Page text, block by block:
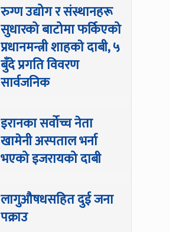
रुग्ण उद्योग र संस्थानहरू
सुधारको बाटोमा फर्किएको
प्रधानमन्त्री शाहकाे दाबी, ५
बुँदे प्रगति विवरण
सार्वजनिक
इरानका सर्वोच्च नेता
खामेनी अस्पताल भर्ना
भएको इजरायको दाबी
लागुऔषधसहित दुई जना
पक्राउ